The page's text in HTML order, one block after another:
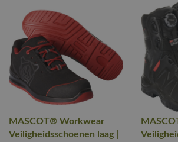
MASCOT® Workwear
Veiligheidsschoenen laag |